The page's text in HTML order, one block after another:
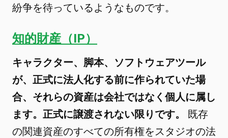
紛争を待っているようなものです。
知的財産（IP）
キャラクター、脚本、ソフトウェアツール
が、正式に法人化する前に作られていた場
合、それらの資産は会社ではなく個人に属し
ます。正式に譲渡されない限りです。
既存
の関連資産のすべての所有権をスタジオの法